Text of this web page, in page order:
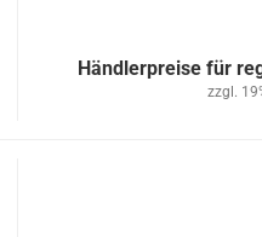
Händlerpreise für
zzgl.